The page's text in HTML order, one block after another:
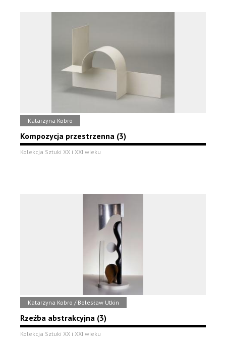
Katarzyna Kobro
Kompozycja przestrzenna (3)
Kolekcja Sztuki XX i XXI wieku
Katarzyna Kobro / Bolesław Utkin
Rzeźba abstrakcyjna (3)
Kolekcja Sztuki XX i XXI wieku